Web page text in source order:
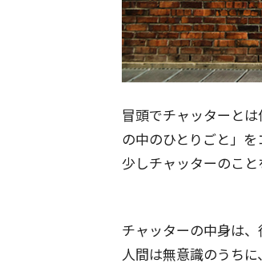
冒頭でチャッターと
の中のひとりごと」
少しチャッターのこと
チャッターの中身は、
人間は無意識のうち